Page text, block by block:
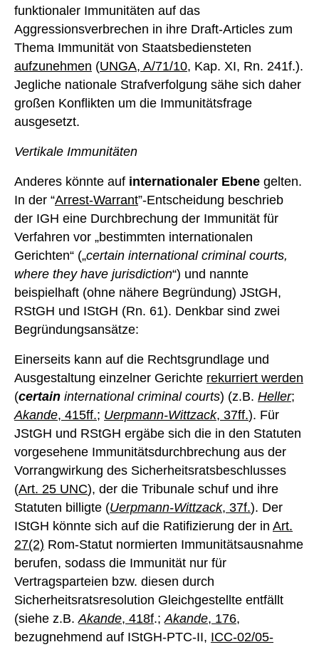
funktionaler Immunitäten auf das
Aggressionsverbrechen in ihre Draft-Articles zum
Thema Immunität von Staatsbediensteten
aufzunehmen (UNGA, A/71/10, Kap. XI, Rn. 241f.).
Jegliche nationale Strafverfolgung sähe sich daher
großen Konflikten um die Immunitätsfrage
ausgesetzt.
Vertikale Immunitäten
Anderes könnte auf internationaler Ebene gelten.
In der “Arrest-Warrant”-Entscheidung beschrieb
der IGH eine Durchbrechung der Immunität für
Verfahren vor „bestimmten internationalen
Gerichten“ („certain international criminal courts,
where they have jurisdiction“) und nannte
beispielhaft (ohne nähere Begründung) JStGH,
RStGH und IStGH (Rn. 61). Denkbar sind zwei
Begründungsansätze:
Einerseits kann auf die Rechtsgrundlage und
Ausgestaltung einzelner Gerichte rekurriert werden
(certain international criminal courts) (z.B. Heller;
Akande, 415ff.; Uerpmann-Wittzack, 37ff.). Für
JStGH und RStGH ergäbe sich die in den Statuten
vorgesehene Immunitätsdurchbrechung aus der
Vorrangwirkung des Sicherheitsratsbeschlusses
(Art. 25 UNC), der die Tribunale schuf und ihre
Statuten billigte (Uerpmann-Wittzack, 37f.). Der
IStGH könnte sich auf die Ratifizierung der in Art.
27(2) Rom-Statut normierten Immunitätsausnahme
berufen, sodass die Immunität nur für
Vertragsparteien bzw. diesen durch
Sicherheitsratsresolution Gleichgestellte entfällt
(siehe z.B.Akande, 418f.;Akande, 176,
bezugnehmend auf IStGH-PTC-II, ICC-02/05-